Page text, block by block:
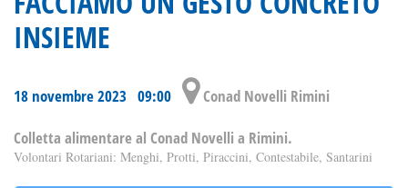
INSIEME
18 novembre 2023 09:00
Conad Novelli Rimini
Colletta alimentare al Conad Novelli a Rimini.
Volontari Rotariani: Menghi, Protti, Piraccini, Contestabile, Santarini